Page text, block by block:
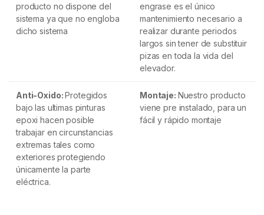
producto no dispone del
sistema ya que no engloba
dicho sistema
engrase es el único
mantenimiento necesario a
realizar durante periodos
largos sin tener de substituir
pizas en toda la vida del
elevador.
Anti-Oxido:Protegidos
bajo las ultimas pinturas
epoxi hacen posible
trabajar en circunstancias
extremas tales como
exteriores protegiendo
únicamente la parte
eléctrica.
Montaje: Nuestro producto
viene pre instalado, para un
fácil y rápido montaje